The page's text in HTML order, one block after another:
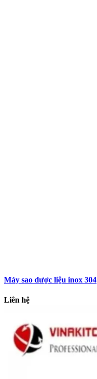
Máy sao dược liệu inox 304
Liên hệ